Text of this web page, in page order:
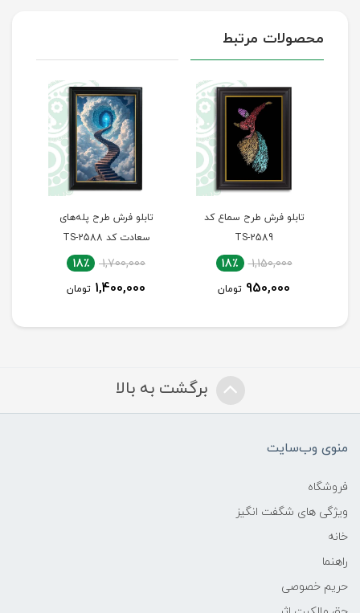
محصولات مرتبط
تابلو فرش طرح سماع کد
TS-2589
1,150,000 18٪
950,000 تومان
تابلو فرش طرح پله‌های
سعادت کد TS-2588
1,700,000 18٪
1,400,000 تومان
برگشت به بالا
منوی وب‌سایت
فروشگاه
ویژگی های شگفت انگیز
خانه
راهنما
حریم خصوصی